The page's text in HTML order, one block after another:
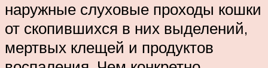
наружные слуховые проходы кошки
от скопившихся в них выделений,
мертвых клещей и продуктов